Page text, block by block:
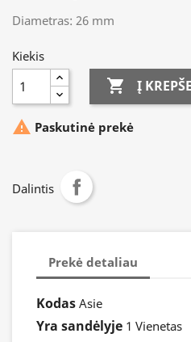
Diametras: 26 mm
Kiekis
 Į
 Paskutinė prekė
Dalintis
Prekė detaliau
Kodas Asie
Yra sandėlyje 1 Vienetas